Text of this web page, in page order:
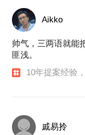
Aikko
帅气，三两语就能
匪浅。
10年提案经验
戚易拎